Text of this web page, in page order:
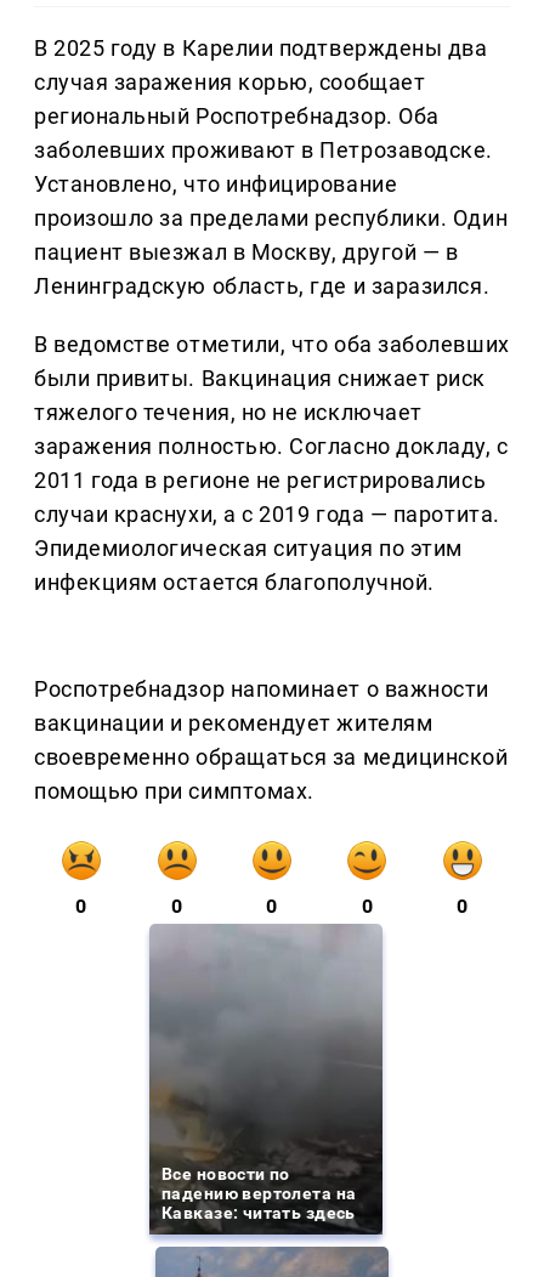
В 2025 году в Карелии подтверждены два
случая заражения корью, сообщает
региональный Роспотребнадзор. Оба
заболевших проживают в Петрозаводске.
Установлено, что инфицирование
произошло за пределами республики. Один
пациент выезжал в Москву, другой — в
Ленинградскую область, где и заразился.
В ведомстве отметили, что оба заболевших
были привиты. Вакцинация снижает риск
тяжелого течения, но не исключает
заражения полностью. Согласно докладу, с
2011 года в регионе не регистрировались
случаи краснухи, а с 2019 года — паротита.
Эпидемиологическая ситуация по этим
инфекциям остается благополучной.
Роспотребнадзор напоминает о важности
вакцинации и рекомендует жителям
своевременно обращаться за медицинской
помощью при симптомах.
0 0 0 0 0
Все новости по
падению вертолета на
Кавказе: читать здесь